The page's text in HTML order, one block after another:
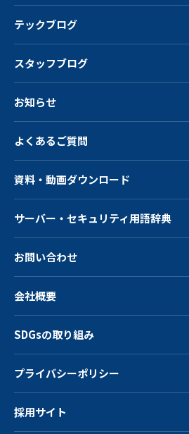
テックブログ
スタッフブログ
お知らせ
よくあるご質問
資料・動画ダウンロード
サーバー・ セキュリティ用語辞典
お問い合わせ
会社概要
SDGsの取り組み
プライバシーポリシー
採用サイト